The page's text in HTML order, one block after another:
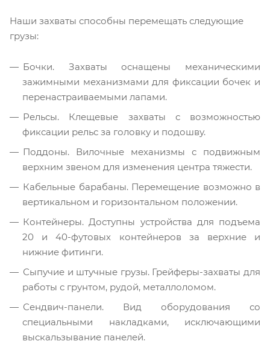
Наши захваты способны перемещать следующие
грузы:
Бочки. Захваты оснащены механическими
зажимными механизмами для фиксации бочек и
перенастраиваемыми лапами.
Рельсы. Клещевые захваты с возможностью
фиксации рельс за головку и подошву.
Поддоны. Вилочные механизмы с подвижным
верхним звеном для изменения центра тяжести.
Кабельные барабаны. Перемещение возможно в
вертикальном и горизонтальном положении.
Контейнеры. Доступны устройства для подъема
20 и 40-футовых контейнеров за верхние и
нижние фитинги.
Сыпучие и штучные грузы. Грейферы-захваты для
работы с грунтом, рудой, металлоломом.
Сендвич-панели. Вид оборудования со
специальными накладками, исключающими
выскальзывание панелей.